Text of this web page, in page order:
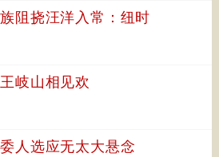
阻挠汪洋入常：纽时
岐山相见欢
人选应无太大悬念